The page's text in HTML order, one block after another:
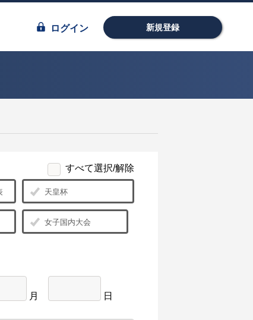
ログイン 新規登録
すべて選択/解除
天皇杯
女子国内大会
月 日